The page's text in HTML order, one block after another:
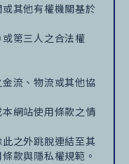
其他有權機關基於
第三人之合法權
流、物流或其他協
網站使用條款之情
之外跳脫連結至其
款與隱私權規範。